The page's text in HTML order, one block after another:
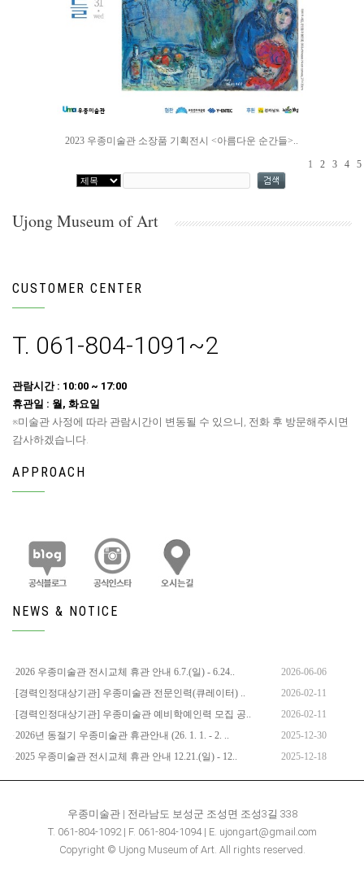
2023 우종미술관 소장품 기획전시 <아름다운 순간들>..
1 2 3 4 5
Ujong Museum of Art
CUSTOMER CENTER
T. 061-804-1091~2
관람시간 : 10:00 ~ 17:00
휴관일 : 월, 화요일
※미술관 사정에 따라 관람시간이 변동될 수 있으니, 전화 후 방문해주시면
감사하겠습니다.
APPROACH
NEWS & NOTICE
2026 우종미술관 전시교체 휴관 안내 6.7.(일) - 6.24..
2026-06-06
[경력인정대상기관] 우종미술관 전문인력(큐레이터) ..
2026-02-11
[경력인정대상기관] 우종미술관 예비학예인력 모집 공..
2026-02-11
2026년 동절기 우종미술관 휴관안내 (26. 1. 1. - 2. ..
2025-12-30
2025 우종미술관 전시교체 휴관 안내 12.21.(일) - 12..
2025-12-18
우종미술관 | 전라남도 보성군 조성면 조성3길 338
T. 061-804-1092 | F. 061-804-1094 | E. ujongart@gmail.com
Copyright © Ujong Museum of Art. All rights reserved.